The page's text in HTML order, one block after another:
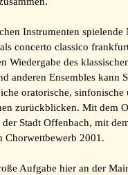
Instrumenten spielende
concerto classico
Wiedergabe des
anderen Ensembles kann
oratorische,
zurückblicken. Mit dem
Stadt Offenbach, mit
Chorwettbewerb 2001.
Aufgabe hier an der